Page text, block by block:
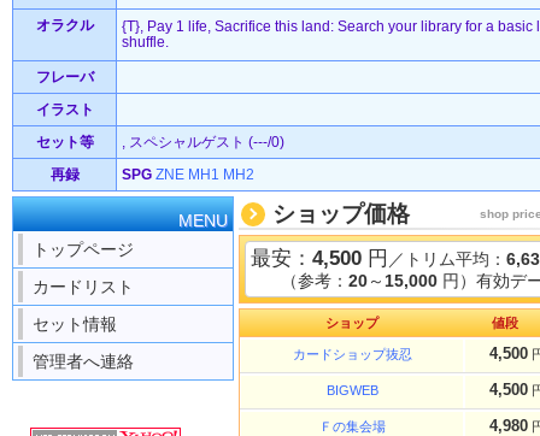
オラクル
{T}, Pay 1 life, Sacrifice this land: Search your library for a
shuffle.
フレーバ
イラスト
セット等
, スペシャルゲスト (---/0)
再録
SPG ZNE MH1 MH2
MENU
トップページ
カードリスト
セット情報
管理者へ連絡
ショップ価格 shop
最安： 4,500 円 ／トリム平均：
（参考： 20～ 15,000 円）有効デ
ショップ 値段
カードショップ抜忍 4,500
BIGWEB 4,500
Ｆの集会場 4,980